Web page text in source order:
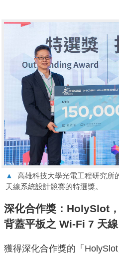
▲
高雄科技大學光電工程研究所
天線系統設計競賽的特選獎。
深化合作獎：HolySlot
背蓋平板之 Wi-Fi 7 天線
獲得深化合作獎的「